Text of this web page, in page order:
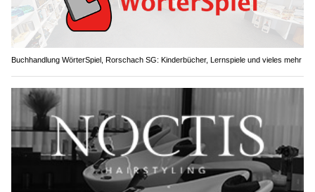
Buchhandlung WörterSpiel, Rorschach SG: Kinderbücher, Lernspiele und vieles mehr